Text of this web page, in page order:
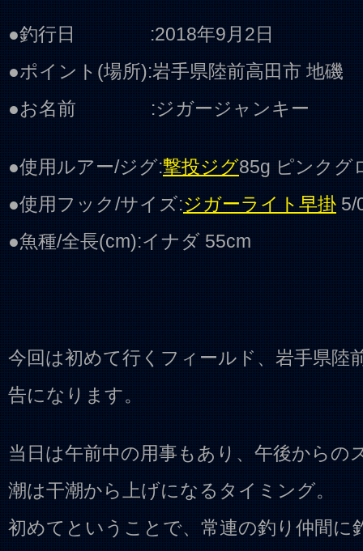
●釣行日 :2018年9月2日
●ポイント(場所):岩手県陸前高田市 地磯
●お名前 :ジガージャンキー
●使用ルアー/ジグ:撃投ジグ85g ピンクグ
●使用フック/サイズ:ジガーライト早掛5/
●魚種/全長(cm):イナダ 55cm
今回は初めて行くフィールド、岩手県陸
告になります。
当日は午前中の用事もあり、午後からの
潮は干潮から上げになるタイミング。
初めてということで、常連の釣り仲間に